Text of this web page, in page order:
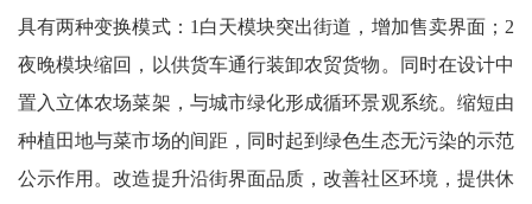
具有两种变换模式：1白天模块突出街道，增加售卖界面；2
夜晚模块缩回，以供货车通行装卸农贸货物。同时在设计中
置入立体农场菜架，与城市绿化形成循环景观系统。缩短由
种植田地与菜市场的间距，同时起到绿色生态无污染的示范
公示作用。改造提升沿街界面品质，改善社区环境，提供休